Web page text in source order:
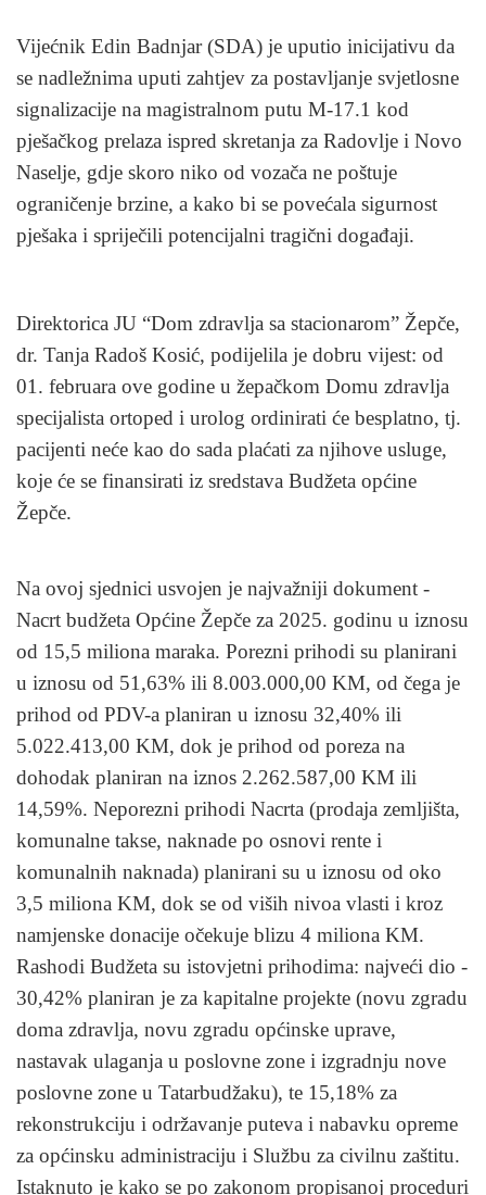
Vijećnik Edin Badnjar (SDA) je uputio inicijativu da
se nadležnima uputi zahtjev za postavljanje svjetlosne
signalizacije na magistralnom putu M-17.1 kod
pješačkog prelaza ispred skretanja za Radovlje i Novo
Naselje, gdje skoro niko od vozača ne poštuje
ograničenje brzine, a kako bi se povećala sigurnost
pješaka i spriječili potencijalni tragični događaji.
Direktorica JU “Dom zdravlja sa stacionarom” Žepče,
dr. Tanja Radoš Kosić, podijelila je dobru vijest: od
01. februara ove godine u žepačkom Domu zdravlja
specijalista ortoped i urolog ordinirati će besplatno, tj.
pacijenti neće kao do sada plaćati za njihove usluge,
koje će se finansirati iz sredstava Budžeta općine
Žepče.
Na ovoj sjednici usvojen je najvažniji dokument -
Nacrt budžeta Općine Žepče za 2025. godinu u iznosu
od 15,5 miliona maraka. Porezni prihodi su planirani
u iznosu od 51,63% ili 8.003.000,00 KM, od čega je
prihod od PDV-a planiran u iznosu 32,40% ili
5.022.413,00 KM, dok je prihod od poreza na
dohodak planiran na iznos 2.262.587,00 KM ili
14,59%. Neporezni prihodi Nacrta (prodaja zemljišta,
komunalne takse, naknade po osnovi rente i
komunalnih naknada) planirani su u iznosu od oko
3,5 miliona KM, dok se od viših nivoa vlasti i kroz
namjenske donacije očekuje blizu 4 miliona KM.
Rashodi Budžeta su istovjetni prihodima: najveći dio -
30,42% planiran je za kapitalne projekte (novu zgradu
doma zdravlja, novu zgradu općinske uprave,
nastavak ulaganja u poslovne zone i izgradnju nove
poslovne zone u Tatarbudžaku), te 15,18% za
rekonstrukciju i održavanje puteva i nabavku opreme
za općinsku administraciju i Službu za civilnu zaštitu.
Istaknuto je kako se po zakonom propisanoj proceduri